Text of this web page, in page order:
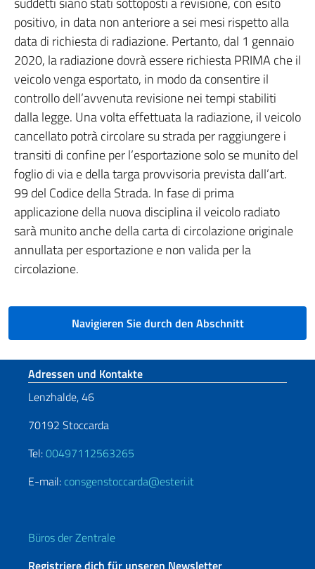
positivo, in data non anteriore a sei mesi rispetto alla
data di richiesta di radiazione. Pertanto, dal 1 gennaio
2020, la radiazione dovrà essere richiesta PRIMA che il
veicolo venga esportato, in modo da consentire il
controllo dell’avvenuta revisione nei tempi stabiliti
dalla legge. Una volta effettuata la radiazione, il veicolo
cancellato potrà circolare su strada per raggiungere i
transiti di confine per l’esportazione solo se munito del
foglio di via e della targa provvisoria prevista dall’art.
99 del Codice della Strada. In fase di prima
applicazione della nuova disciplina il veicolo radiato
sarà munito anche della carta di circolazione originale
annullata per esportazione e non valida per la
circolazione.
Navigieren Sie durch den Abschnitt
Fußbereich
Adressen und Kontakte
Lenzhalde, 46
70192 Stoccarda
Tel:00497112563265
E-mail: consgenstoccarda@esteri.it
Büros der Zentrale
Registriere dich für unseren Newsletter